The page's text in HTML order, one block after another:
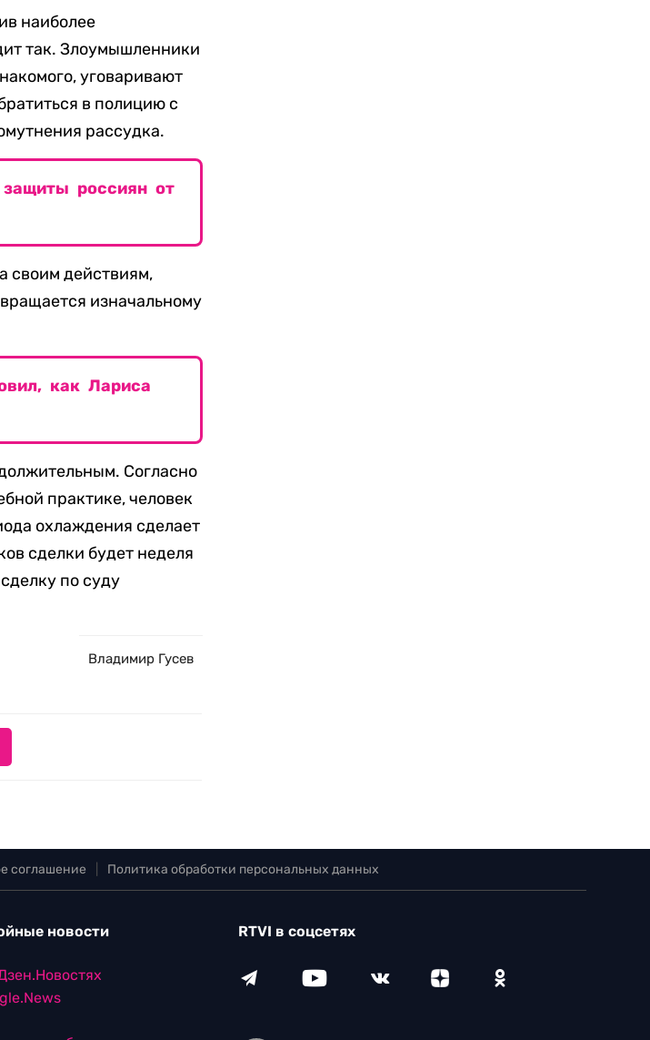
наиболее
так. Злоумышленники
уговаривают
в полицию с
рассудка.
россиян от
своим действиям,
изначальному
как Лариса
Согласно
практике, человек
охлаждения сделает
сделки будет неделя
по суду
Владимир Гусев
соглашение Политика обработки персональных данных
новости RTVI в соцсетях